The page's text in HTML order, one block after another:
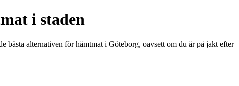
i staden
bästa alternativen för hämtmat i Göteborg, oavsett om du är på jakt efter